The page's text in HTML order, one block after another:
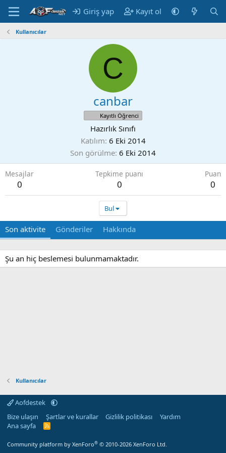
Giriş yap Kayıt ol
Kullanıcılar
C
canbar
Kayıtlı Öğrenci
Hazırlık Sınıfı
Katılım 6 Eki 2014
Son görülme 6 Eki 2014
Mesajlar
0
Tepkime puanı
0
Puan
0
Bul
Son aktivite Gönderiler Hakkında
Şu an hiç beslemesi bulunmamaktadır.
Kullanıcılar
Aofdestek
Bize ulaşın
Şartlar ve kurallar Gizlilik politikası
Yardım
Ana sayfa
R
Community platform by XenForo® © 2010-2026 XenForo Ltd.